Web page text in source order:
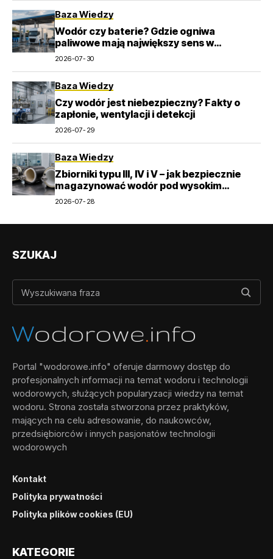
Baza Wiedzy
Wodór czy baterie? Gdzie ogniwa
paliwowe mają największy sens w
transporcie
2026-07-30
Baza Wiedzy
Czy wodór jest niebezpieczny? Fakty o
zapłonie, wentylacji i detekcji
2026-07-29
Baza Wiedzy
Zbiorniki typu III, IV i V – jak bezpiecznie
magazynować wodór pod wysokim
ciśnieniem?
2026-07-28
SZUKAJ
Portal "wodorowe.info" oferuje darmowy dostęp do
profesjonalnych informacji na temat wodoru i technologii
wodorowych, służących popularyzacji wiedzy na temat
wodoru. Strona została stworzona przez praktyków,
mających na celu adresowanie, do naukowców,
przedsiębiorców i innych pasjonatów technologii
wodorowych
Kontakt
Polityka prywatności
Polityka plików cookies (EU)
KATEGORIE